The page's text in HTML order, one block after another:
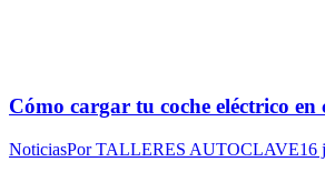
Cómo cargar tu coche eléctrico en
NoticiasPorTALLERES AUTOCLAVE16